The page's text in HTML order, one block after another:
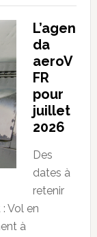
L’agen
da
aeroV
FR
pour
juillet
2026
Des
dates à
retenir
Vol en
à